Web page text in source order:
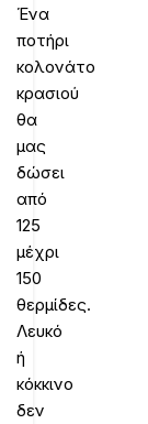
Ένα
ποτήρι
κολονάτο
κρασιού
θα
μας
δώσει
από
125
μέχρι
150
θερμίδες.
Λευκό
ή
κόκκινο
δεν